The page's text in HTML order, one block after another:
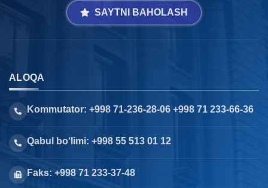
SAYTNI BAHOLASH
ALOQA
Kommutator: +998 71-236-28-06 +998 71 233-66-36
Qabul bo‘limi: +998 55 513 01 12
Faks: +998 71 233-37-48